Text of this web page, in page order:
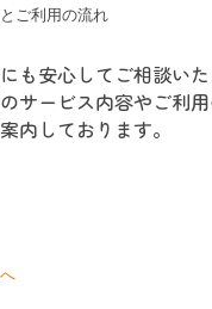
も安心してご相談い
サービス内容やご利
内しております。